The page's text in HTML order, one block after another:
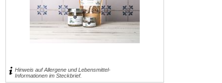
Hinweis auf Allergene und Lebensmittel-
Informationen im Steckbrief.